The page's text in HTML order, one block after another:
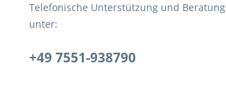
Telefonische Unterstützung und Beratung
unter:
+49 7551-938790